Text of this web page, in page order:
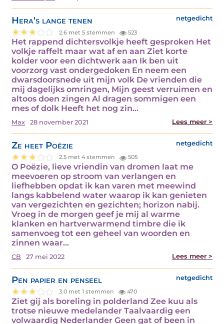
Hera's lange tenen netgedicht
2.6 met 5 stemmen 523
Het rappend dichtersvolkje heeft gesproken Het
volkje raffelt maar wat af en aan Ziet korte
kolder voor een dichtwerk aan Ik ben uit
voorzorg vast ondergedoken En neem een
dwarsdoorsnede uit mijn volk De vrienden die
mij dagelijks omringen, Mijn geest verruimen en
altoos doen zingen Al dragen sommigen een
mes of dolk Heeft het nog zin…
Max 28 november 2021 Lees meer >
Ze heet Poëzie netgedicht
2.5 met 4 stemmen 505
O Poëzie, lieve vriendin van dromen laat me
meevoeren op stroom van verlangen en
liefhebben opdat ik kan varen met meewind
langs kabbelend water waarop ik kan genieten
van vergezichten en gezichten; horizon nabij.
Vroeg in de morgen geef je mij al warme
klanken en hartverwarmend timbre die ik
samenvoeg tot een geheel van woorden en
zinnen waar…
CB 27 mei 2022 Lees meer >
Pen papier en penseel netgedicht
3.0 met 1 stemmen 470
Ziet gij als boreling in polderland Zee kuu als
trotse nieuwe medelander Taalvaardig een
volwaardig Nederlander Geen gat of been in